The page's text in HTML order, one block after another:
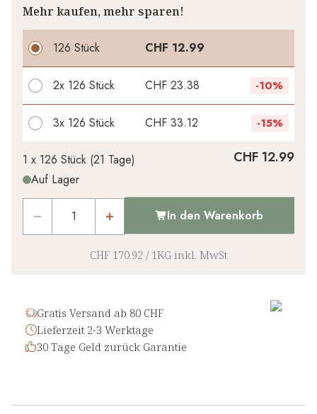
Mehr kaufen, mehr sparen!
126 Stück CHF 12.99
2x 126 Stück CHF 23.38 -10%
3x 126 Stück CHF 33.12 -15%
Ihr persönlicher Rabatt
1x
1 x 126 Stück (21 Tage)
Auf Lager
CHF 12.99
In den Warenkorb
CHF 170.92 / 1KG inkl. MwSt
Gratis Versand ab 80 CHF
Lieferzeit 2-3 Werktage
30 Tage Geld zurück Garantie